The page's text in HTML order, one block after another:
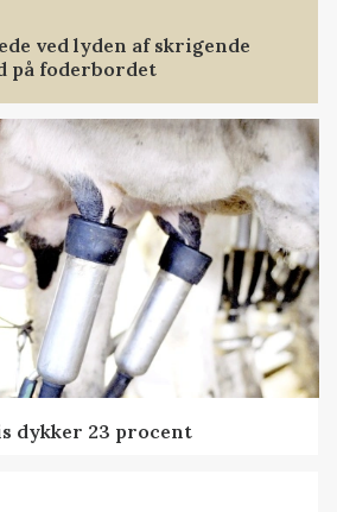
ved lyden af skrigende
på foderbordet
dykker 23 procent